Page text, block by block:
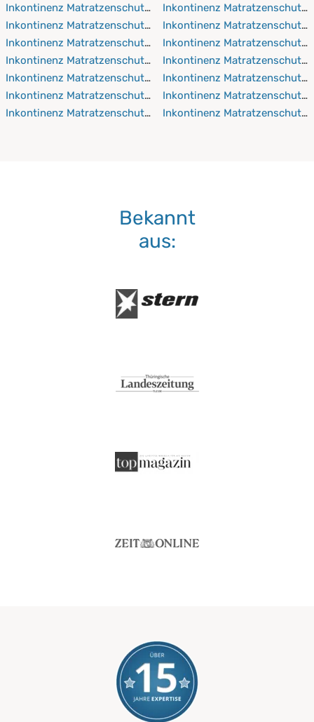
Inkontinenz Matratzenschutz 110x220 cm
Inkontinenz Matratzenschutz 120x190 cm
Inkontinenz Matratzenschutz 120x200 cm
Inkontinenz Matratzenschutz 120x210 cm
Inkontinenz Matratzenschutz 120x220 cm
Inkontinenz Matratzenschutz 130x190 cm
Inkontinenz Matratzenschutz 130x200 cm
Inkontinenz Matratzenschutz
Inkontinenz Matratzenschutz
Inkontinenz Matratzenschutz
Inkontinenz Matratzenschutz
Inkontinenz Matratzenschutz
Inkontinenz Matratzenschutz
Inkontinenz Matratzenschutz
Bekannt
aus: